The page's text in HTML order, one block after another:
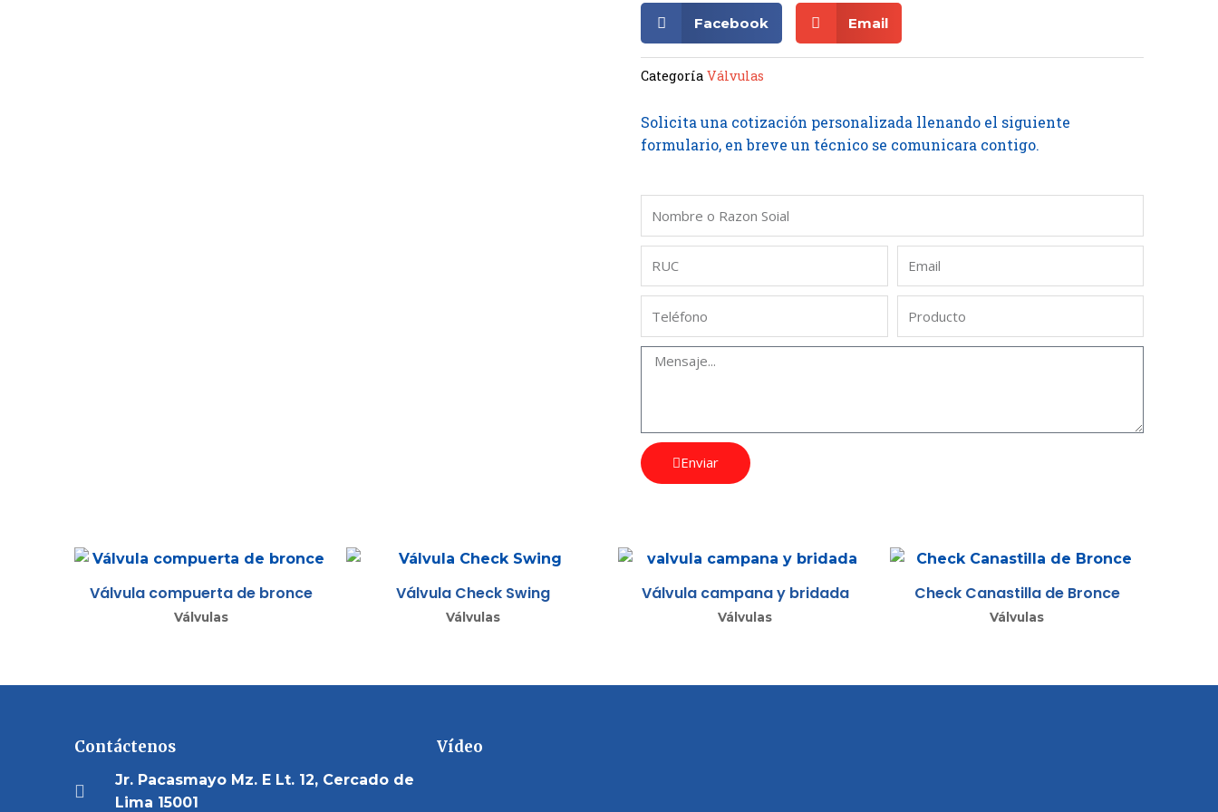
Facebook Email
Categoría Válvulas
Solicita una cotización personalizada llenando el siguiente
formulario, en breve un técnico se comunicara contigo.
Enviar
Válvula compuerta de bronce
Válvulas
Válvula Check Swing
Válvulas
Válvula campana y bridada
Válvulas
Check Canastilla de Bronce
Válvulas
Contáctenos
Jr. Pacasmayo Mz. E Lt. 12, Cercado de
Lima 15001
Vídeo